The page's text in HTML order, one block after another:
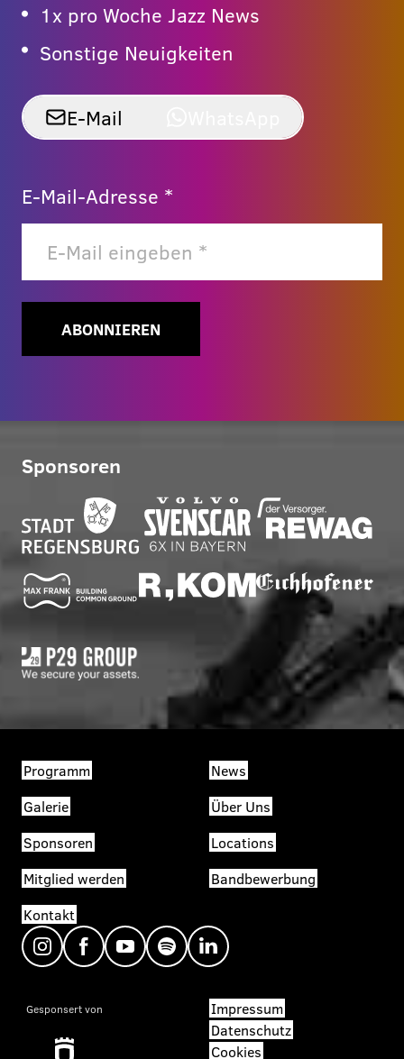
1x pro Woche Jazz News
Sonstige Neuigkeiten
E-Mail
E-Mail-Adresse *
ABONNIEREN
Sponsoren
Programm
News
Galerie
Über Uns
Sponsoren
Locations
Mitglied werden
Bandbewerbung
Kontakt
Gesponsert von
Impressum
Datenschutz
Cookies